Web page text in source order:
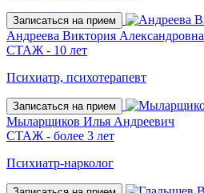
Записаться на прием
Андреева Виктория Александровна
СТАЖ - 10 лет
Психиатр, психотерапевт
Записаться на прием
Мыларщиков Илья Андреевич
СТАЖ - более 3 лет
Психиатр-нарколог